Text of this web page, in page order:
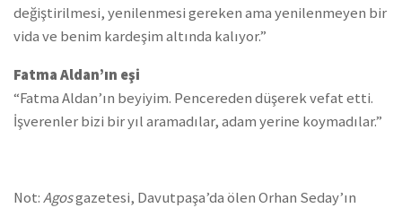
değiştirilmesi, yenilenmesi gereken ama yenilenmeyen bir
vida ve benim kardeşim altında kalıyor.”
Fatma Aldan’ın eşi
“Fatma Aldan’ın beyiyim. Pencereden düşerek vefat etti.
İşverenler bizi bir yıl aramadılar, adam yerine koymadılar.”
Not:Agosgazetesi, Davutpaşa’da ölen Orhan Seday’ın